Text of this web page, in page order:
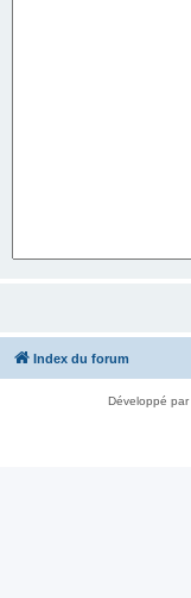
Index du forum
Développé par